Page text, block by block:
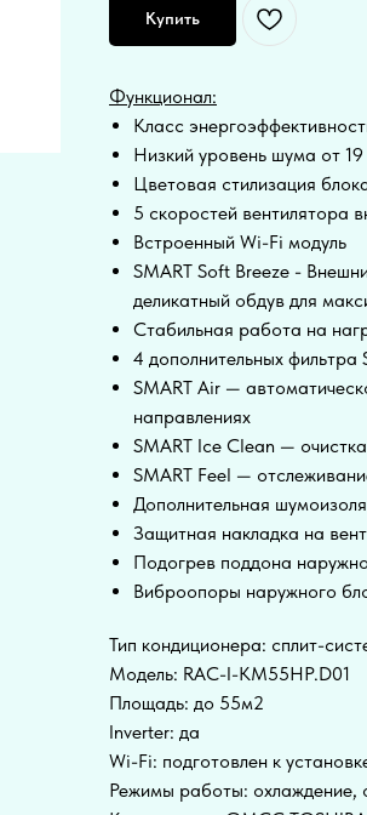
Купить
Функционал:
Класс
Низкий уровень шума от
Цветовая стилизация
5 скоростей вентилятора
Встроенный Wi-Fi модуль
SMART Soft Breeze -
деликатный обдув для
Стабильная работа на
4 дополнительных фильтра
SMART Air —
направлениях
SMART Ice Clean —
SMART Feel —
Дополнительная
Защитная накладка на
Подогрев поддона
Виброопоры наружного
Тип кондиционера: сплит-
Модель: RAC-I-KM55HP.D01
Площадь: до 55м2
Inverter: да
Wi-Fi: подготовлен к
Режимы работы: охлаждение,